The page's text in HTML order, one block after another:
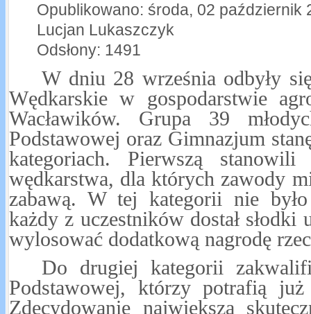
Opublikowano: środa, 02 październik
Lucjan Lukaszczyk
Odsłony: 1491
W dniu 28 września odbyły
Wędkarskie w gospodarstwie
Wacławików. Grupa 39
Podstawowej oraz Gimnazjum
kategoriach. Pierwszą
wędkarstwa, dla których zawody
zabawą. W tej kategorii nie
każdy z uczestników dostał słodki
wylosować dodatkową nagrodę
Do drugiej kategorii
Podstawowej, którzy potrafią już
Zdecydowanie największą